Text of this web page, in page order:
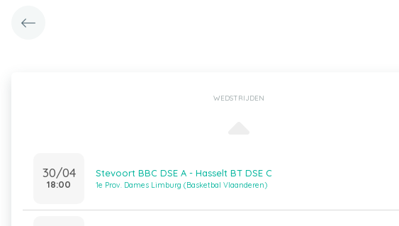
WEDSTRIJDEN
30/04
18:00
Stevoort BBC DSE A - Hasselt BT DSE C
1e Prov. Dames Limburg (Basketbal Vlaanderen)